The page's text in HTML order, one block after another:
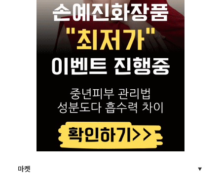
마켓